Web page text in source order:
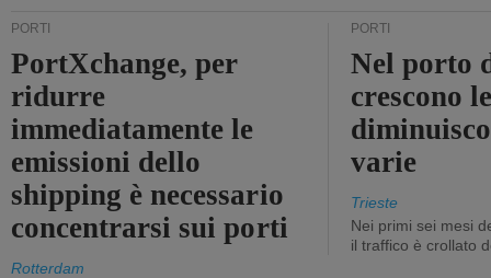
PORTI
PortXchange, per
ridurre
immediatamente le
emissioni dello
shipping è necessario
concentrarsi sui porti
Rotterdam
PORTI
Nel porto
crescono
varie
Trieste
Nei primi sei mesi
il traffico è crollato